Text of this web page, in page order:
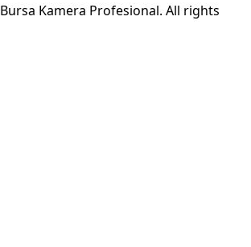
Bursa Kamera Profesional. All rights